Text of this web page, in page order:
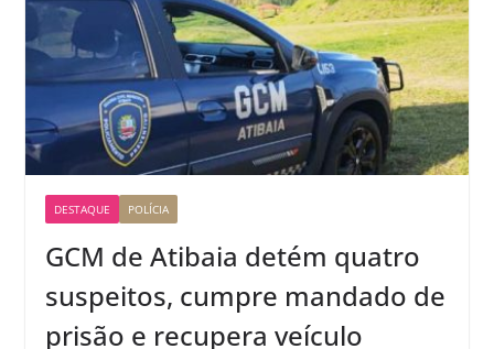
DESTAQUE POLÍCIA
GCM de Atibaia detém quatro
suspeitos, cumpre mandado de
prisão e recupera veículo